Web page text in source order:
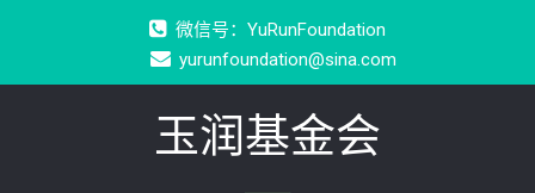
微信号：YuRunFoundation
yurunfoundation@sina.com
玉润基金会